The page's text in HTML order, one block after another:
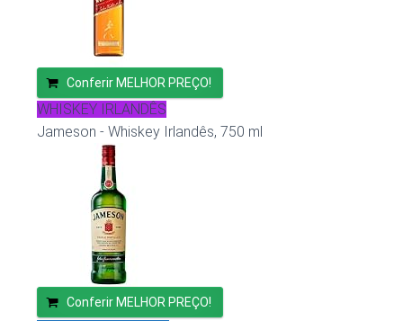
Conferir MELHOR PREÇO!
WHISKEY IRLANDÊS
Jameson - Whiskey Irlandês, 750 ml
Conferir MELHOR PREÇO!